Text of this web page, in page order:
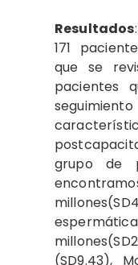
Resultados
171
que se
pacientes
grupo de
(SD9.43),